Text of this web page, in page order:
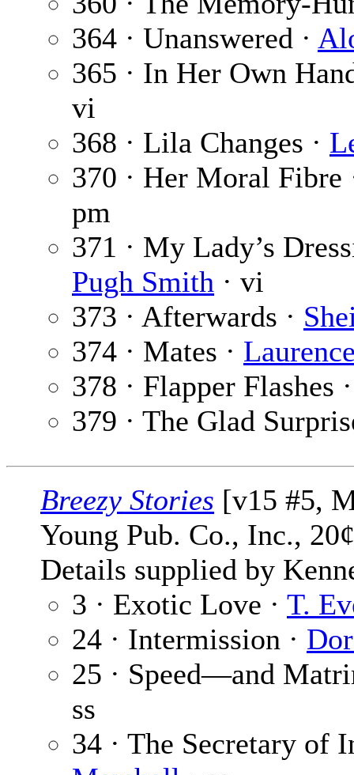
364 · Unanswered ·
365 · In Her Own
vi
368 · Lila Changes ·
370 · Her Moral Fibre
pm
371 · My Lady’s
Pugh Smith · vi
373 · Afterwards ·
374 · Mates ·
378 · Flapper Flashes
379 · The Glad
Breezy Stories [v15 #5,
Young Pub. Co., Inc.,
Details supplied by
3 · Exotic Love · T.
24 · Intermission ·
25 · Speed—and
ss
34 · The Secretary of